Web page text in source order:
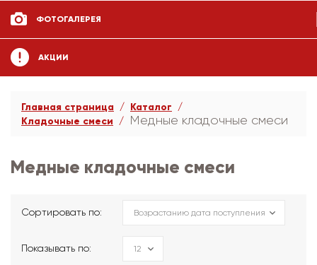
ФОТОГАЛЕРЕЯ
АКЦИИ
Главная страница
Каталог
Кладочные смеси
Медные кладочные смеси
Медные кладочные смеси
Сортировать по:
Показывать по: